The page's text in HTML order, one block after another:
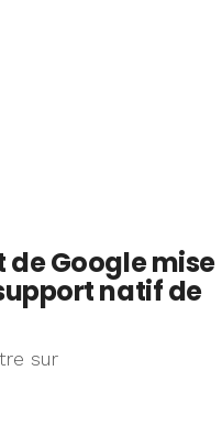
de Google mise
natif de
sur